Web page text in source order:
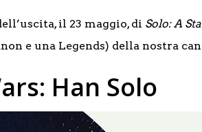
il 23 maggio, di Solo: A
e una Legends) della nostra
Han Solo